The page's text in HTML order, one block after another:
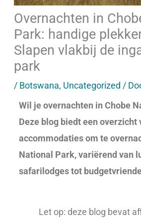
Overnachten in
Park: handige
Slapen vlakbij de
park
/ Botswana, Uncategorized /
Wil je overnachten in Chobe
Deze blog biedt een overzicht
accommodaties om te
National Park, variërend van
safarilodges tot
Let op: deze blog bevat